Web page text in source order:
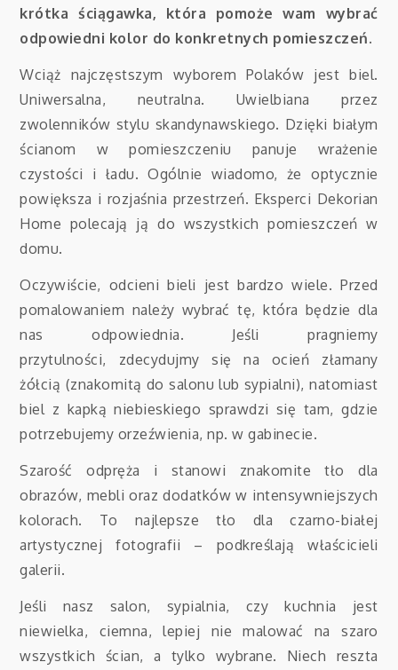
krótka ściągawka, która pomoże wam wybrać
odpowiedni kolor do konkretnych pomieszczeń.
Wciąż najczęstszym wyborem Polaków jest biel.
Uniwersalna, neutralna. Uwielbiana przez
zwolenników stylu skandynawskiego. Dzięki białym
ścianom w pomieszczeniu panuje wrażenie
czystości i ładu. Ogólnie wiadomo, że optycznie
powiększa i rozjaśnia przestrzeń. Eksperci Dekorian
Home polecają ją do wszystkich pomieszczeń w
domu.
Oczywiście, odcieni bieli jest bardzo wiele. Przed
pomalowaniem należy wybrać tę, która będzie dla
nas odpowiednia. Jeśli pragniemy
przytulności, zdecydujmy się na ocień złamany
żółcią (znakomitą do salonu lub sypialni), natomiast
biel z kapką niebieskiego sprawdzi się tam, gdzie
potrzebujemy orzeźwienia, np. w gabinecie.
Szarość odpręża i stanowi znakomite tło dla
obrazów, mebli oraz dodatków w intensywniejszych
kolorach. To najlepsze tło dla czarno-białej
artystycznej fotografii – podkreślają właścicieli
galerii.
Jeśli nasz salon, sypialnia, czy kuchnia jest
niewielka, ciemna, lepiej nie malować na szaro
wszystkich ścian, a tylko wybrane. Niech reszta